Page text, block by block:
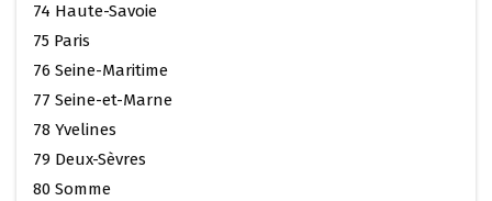
74 Haute-Savoie
75 Paris
76 Seine-Maritime
77 Seine-et-Marne
78 Yvelines
79 Deux-Sèvres
80 Somme